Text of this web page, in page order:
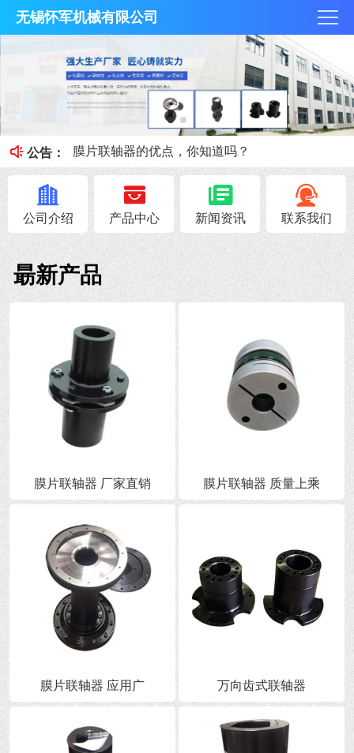
无锡怀军机械有限公司
公告：
膜片联轴器膜片的补偿原理，你知道吗？
梅花联轴器究竟是什么？
膜片联轴器的优点，你知道吗？
联轴器载荷情况及工作情况系数
联轴器安全性能避免与轴抱死的情况
公司介绍 产品中心 新闻资讯 联系我们
朂新产品
膜片联轴器 厂家直销 膜片联轴器 质量上乘
膜片联轴器 应用广 万向齿式联轴器